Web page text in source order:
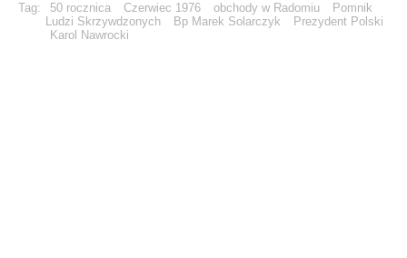
Tag: 50 rocznica Czerwiec 1976 obchody w Radomiu
Pomnik
Ludzi Skrzywdzonych
Bp Marek Solarczyk
Prezydent Polski
Karol Nawrocki